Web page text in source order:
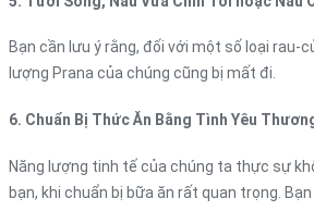
Bạn cần lưu ý rằng, đối với một số loại rau-
lượng Prana của chúng cũng bị mất đi.
6. Chuẩn Bị Thức Ăn Bằng Tình Yêu
Năng lượng tinh tế của chúng ta thực sự
bạn, khi chuẩn bị bữa ăn rất quan trọng.